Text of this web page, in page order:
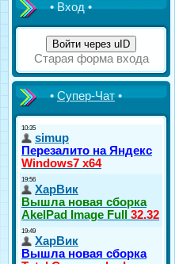
• Вход •
Войти через uID
Старая форма входа
•Супер-Чат•